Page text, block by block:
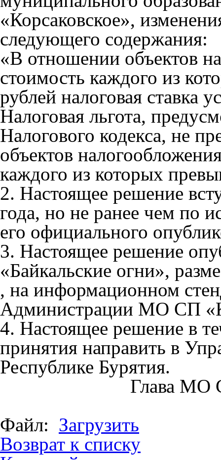
«Корсаковское»,
следующего содержания:
«В отношении объектов
стоимость каждого из
рублей налоговая ставка
Налоговая льгота,
Налогового кодекса, не
объектов
каждого из которых
2. Настоящее решение
года, но не ранее чем по
его официального
3. Настоящее решение
«Байкальские огни»,
, на информационном
Администрации МО СП
4. Настоящее решение в
принятия направить в
Республике Бурятия.
Глава МО
Файл: Загрузить
Возврат к списку